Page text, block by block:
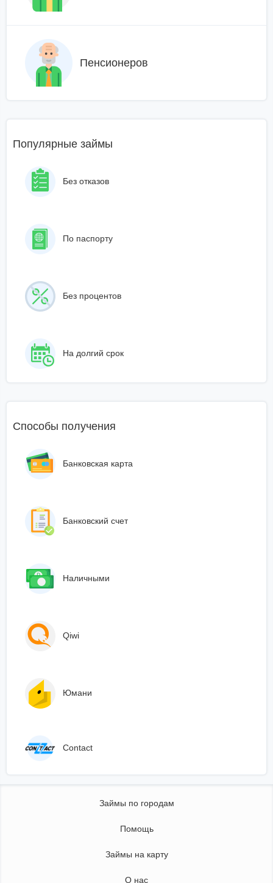
Пенсионеров
Популярные займы
Без отказов
По паспорту
Без процентов
На долгий срок
Способы получения
Банковская карта
Банковский счет
Наличными
Qiwi
Юмани
Сontact
Займы по городам
Помощь
Займы на карту
О нас